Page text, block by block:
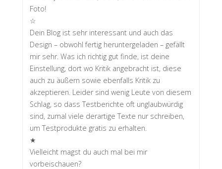
Foto!
☆
Dein Blog ist sehr interessant und auch das
Design – obwohl fertig heruntergeladen – gefällt
mir sehr. Was ich richtig gut finde, ist deine
Einstellung, dort wo Kritik angebracht ist, diese
auch zu äußern sowie ebenfalls Kritik zu
akzeptieren. Leider sind wenig Leute von diesem
Schlag, so dass Testberichte oft unglaubwürdig
sind, zumal viele derartige Texte nur schreiben,
um Testprodukte gratis zu erhalten.
★
Vielleicht magst du auch mal bei mir
vorbeischauen?